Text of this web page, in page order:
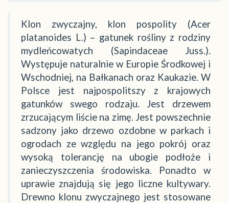
Klon zwyczajny, klon pospolity (Acer
platanoides L.) – gatunek rośliny z rodziny
mydleńcowatych (Sapindaceae Juss.).
Występuje naturalnie w Europie Środkowej i
Wschodniej, na Bałkanach oraz Kaukazie. W
Polsce jest najpospolitszy z krajowych
gatunków swego rodzaju. Jest drzewem
zrzucającym liście na zimę. Jest powszechnie
sadzony jako drzewo ozdobne w parkach i
ogrodach ze względu na jego pokrój oraz
wysoką tolerancję na ubogie podłoże i
zanieczyszczenia środowiska. Ponadto w
uprawie znajdują się jego liczne kultywary.
Drewno klonu zwyczajnego jest stosowane